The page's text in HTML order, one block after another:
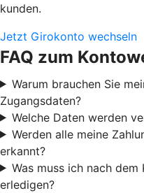
kunden.
Jetzt Girokonto wechseln
FAQ zum
Warum brauchen Sie
Zugangsdaten?
Welche Daten werden
Werden alle meine
erkannt?
Was muss ich nach
erledigen?